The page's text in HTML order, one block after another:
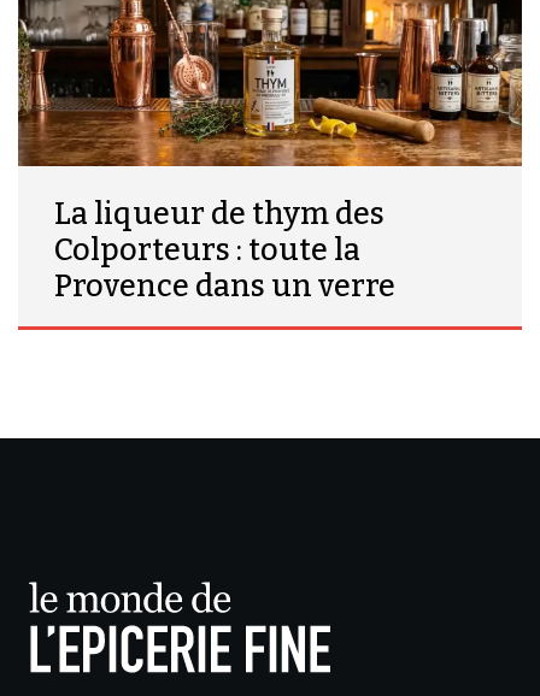
La liqueur de thym des
Colporteurs : toute la
Provence dans un verre